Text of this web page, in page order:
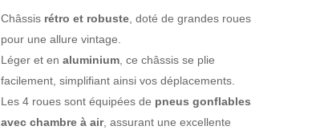
Châssisrétro et robuste, doté de grandes roues
pour une allure vintage.
Léger et en aluminium, ce châssis se plie
facilement, simplifiant ainsi vos déplacements.
Les 4 roues sont équipées de pneus gonflables
avec chambre à air, assurant une excellente